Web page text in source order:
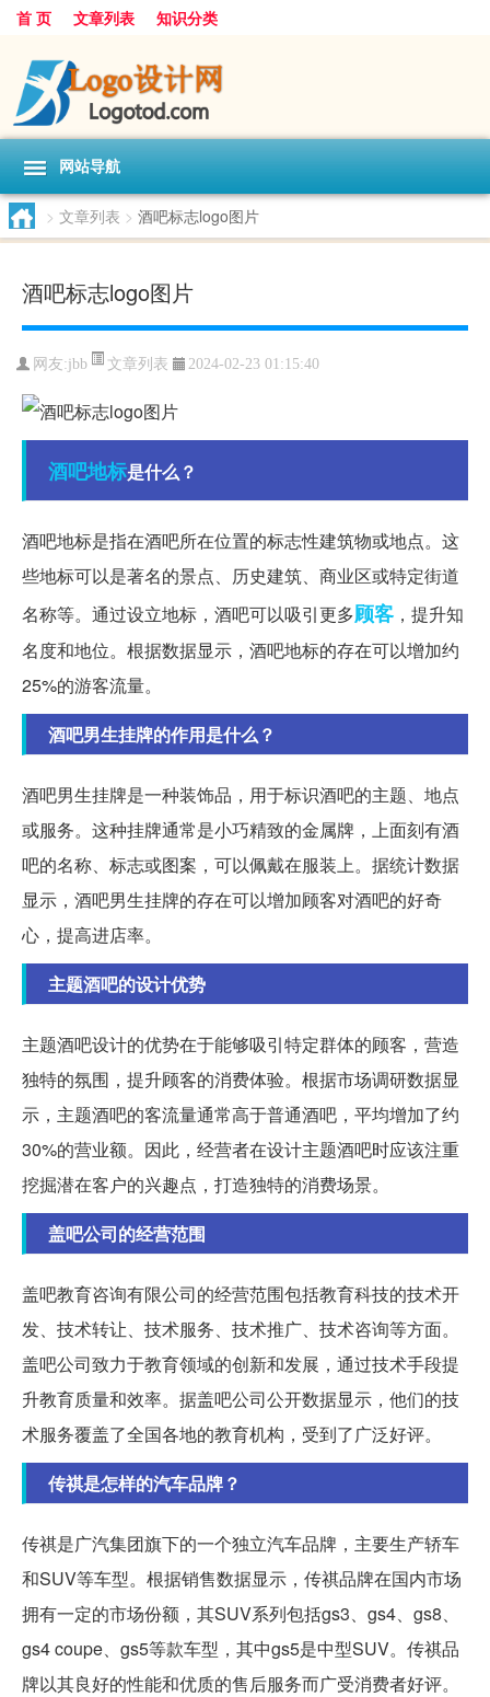
首 页 文章列表 知识分类
网站导航
> 文章列表 > 酒吧标志logo图片
酒吧标志logo图片
网友:jbb 文章列表 2024-02-23 01:15:40
酒吧地标是什么？
酒吧地标是指在酒吧所在位置的标志性建筑物或地点。这
些地标可以是著名的景点、历史建筑、商业区或特定街道
名称等。通过设立地标，酒吧可以吸引更多顾客 ，提升知
名度和地位。根据数据显示，酒吧地标的存在可以增加约
25%的游客流量。
酒吧男生挂牌的作用是什么？
酒吧男生挂牌是一种装饰品，用于标识酒吧的主题、地点
或服务。这种挂牌通常是小巧精致的金属牌，上面刻有酒
吧的名称、标志或图案，可以佩戴在服装上。据统计数据
显示，酒吧男生挂牌的存在可以增加顾客对酒吧的好奇
心，提高进店率。
主题酒吧的设计优势
主题酒吧设计的优势在于能够吸引特定群体的顾客，营造
独特的氛围，提升顾客的消费体验。根据市场调研数据显
示，主题酒吧的客流量通常高于普通酒吧，平均增加了约
30%的营业额。因此，经营者在设计主题酒吧时应该注重
挖掘潜在客户的兴趣点，打造独特的消费场景。
盖吧公司的经营范围
盖吧教育咨询有限公司的经营范围包括教育科技的技术开
发、技术转让、技术服务、技术推广、技术咨询等方面。
盖吧公司致力于教育领域的创新和发展，通过技术手段提
升教育质量和效率。据盖吧公司公开数据显示，他们的技
术服务覆盖了全国各地的教育机构，受到了广泛好评。
传祺是怎样的汽车品牌？
传祺是广汽集团旗下的一个独立汽车品牌，主要生产轿车
和SUV等车型。根据销售数据显示，传祺品牌在国内市场
拥有一定的市场份额，其SUV系列包括gs3、gs4、gs8、
gs4 coupe、gs5等款车型，其中gs5是中型SUV。传祺品
牌以其良好的性能和优质的售后服务而广受消费者好评。